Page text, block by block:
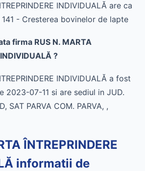
INDIVIDUALĂ are ca
- Cresterea bovinelor de lapte
firma RUS N. MARTA
?
INDIVIDUALĂ a fost
2023-07-11 si are sediul in JUD.
SAT PARVA COM. PARVA, ,
ÎNTREPRINDERE
informatii de